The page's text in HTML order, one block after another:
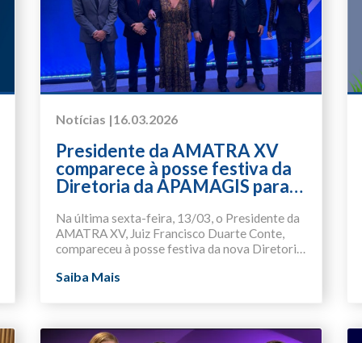
Notícias |16.03.2026
Presidente da AMATRA XV
comparece à posse festiva da
Diretoria da APAMAGIS para o
Na última sexta-feira, 13/03, o Presidente da
AMATRA XV, Juiz Francisco Duarte Conte,
compareceu à posse festiva da nova Diretoria
da Associação Paulista dos Magistrados
foram reconduzidos, respectivamente, aos
de Castro Sampaio assumiu a 1ª Vice-
Monte Líbano, em São Paulo (SP), reuniu
Saiba Mais